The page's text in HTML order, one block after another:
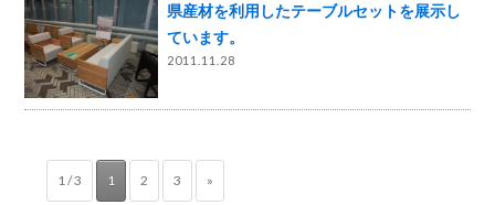
県産材を利用したテーブルセットを展示し
ています。
2011.11.28
1 / 3 1 2 3 »